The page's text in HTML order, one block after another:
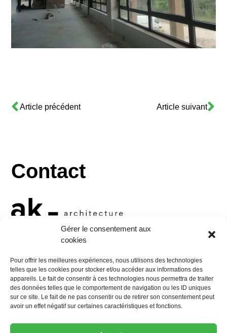
Gérer le consentement aux
cookies
Pour offrir les meilleures expériences, nous utilisons des technologies
telles que les cookies pour stocker et/ou accéder aux informations des
appareils. Le fait de consentir à ces technologies nous permettra de traiter
des données telles que le comportement de navigation ou les ID uniques
sur ce site. Le fait de ne pas consentir ou de retirer son consentement peut
avoir un effet négatif sur certaines caractéristiques et fonctions.
Article précédent Article suivant
Contact
10 rue Georges Jacquet
38000 Grenoble
Tel :+33 (0)4 76 47 34 24
Mail :contact@aktis.archi